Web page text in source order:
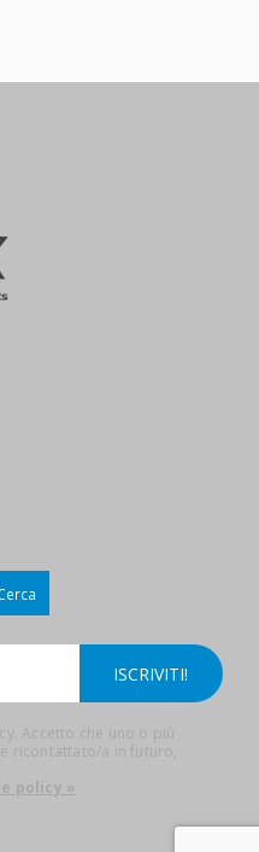
Accetto che uno o più
ricontattato/a in futuro,
policy »